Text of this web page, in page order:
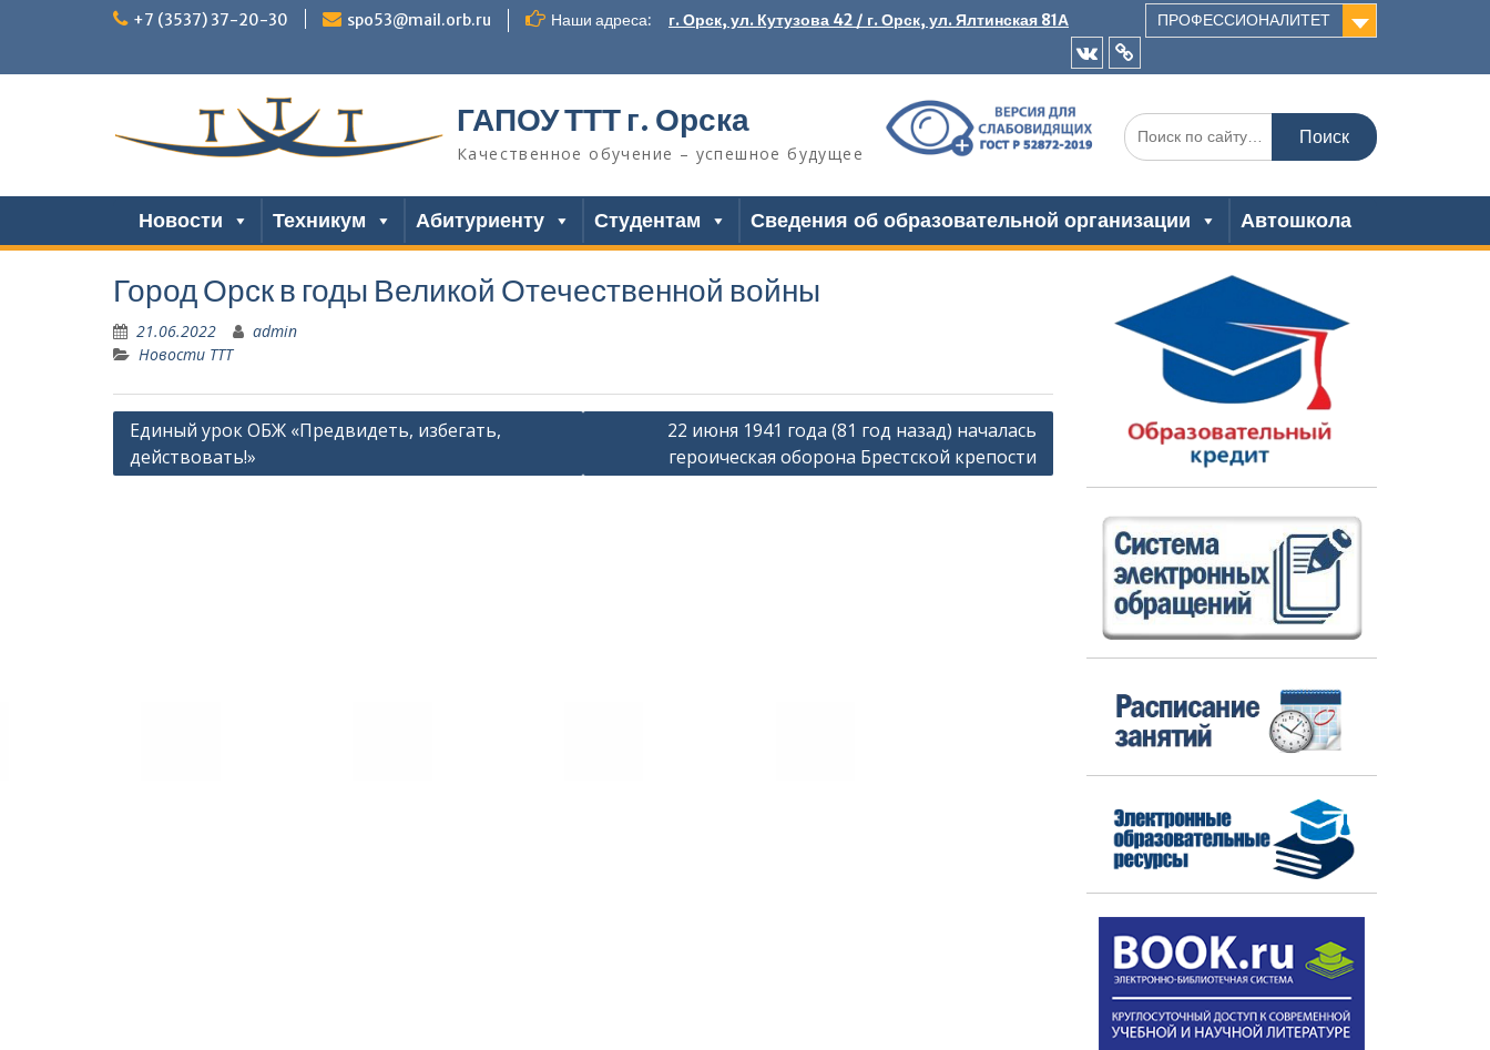
+7 (3537) 37-20-30 spo53@mail.orb.ru Наши адреса: г. Орск, ул. Кутузова 42 / г. Орск, ул. Ялтинская 81А ПРОФЕССИОНАЛИТЕТ
VK Одноклассники
ГАПОУ ТТТ г. Орска
Качественное обучение – успешное будущее
Искать:
Новости Техникум Абитуриенту Студентам Сведения об образовательной организации Автошкола
Город Орск в годы Великой Отечественной войны
21.06.2022
admin
Новости ТТТ
Навигация
по
Единый урок ОБЖ «Предвидеть, избегать,
действовать!»
22 июня 1941 года (81 год назад) началась
героическая оборона Брестской крепости